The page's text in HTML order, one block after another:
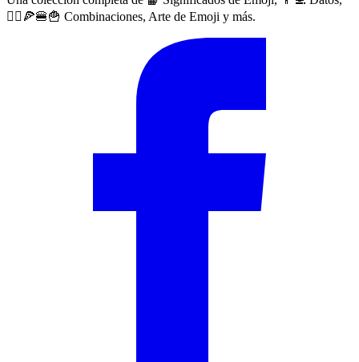
🙅‍♀️🍕🍔🍟 Combinaciones, Arte de Emoji y más.